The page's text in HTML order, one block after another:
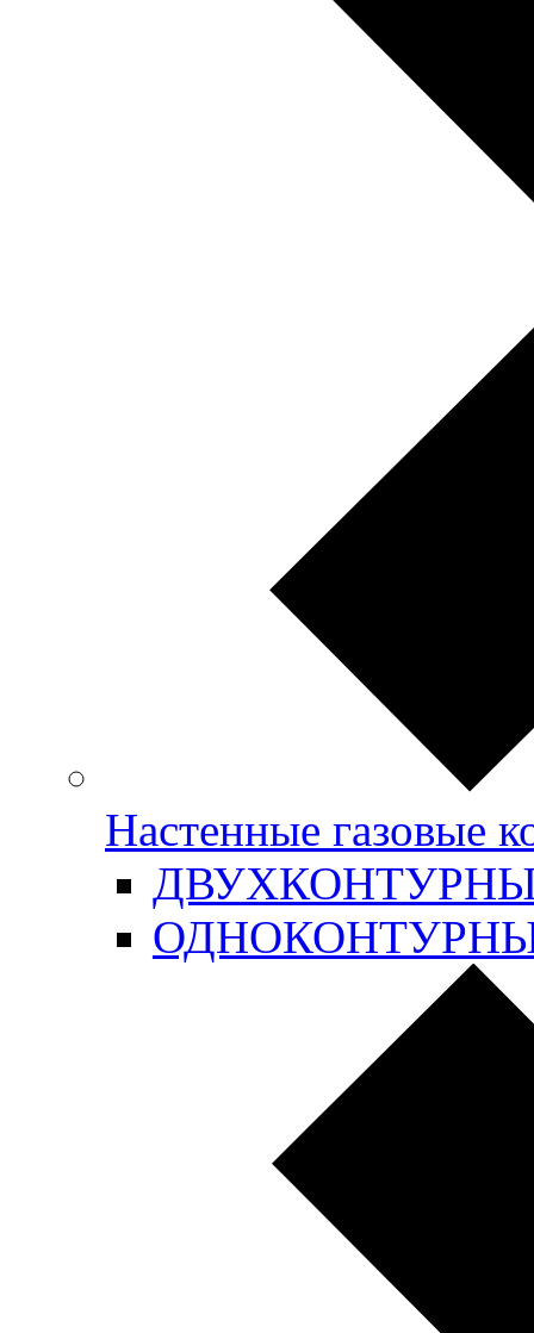
Настенные газовые